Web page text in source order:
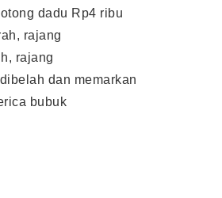
dadu Rp4 ribu
rajang
rajang
dan memarkan
bubuk